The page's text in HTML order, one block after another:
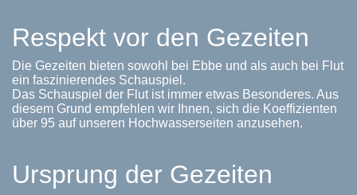
Respekt vor den Gezeiten
Die Gezeiten bieten sowohl bei Ebbe und als auch bei Flut
ein faszinierendes Schauspiel.
Das Schauspiel der Flut ist immer etwas Besonderes. Aus
diesem Grund empfehlen wir Ihnen, sich die Koeffizienten
über 95 auf unseren Hochwasserseiten anzusehen.
Ursprung der Gezeiten